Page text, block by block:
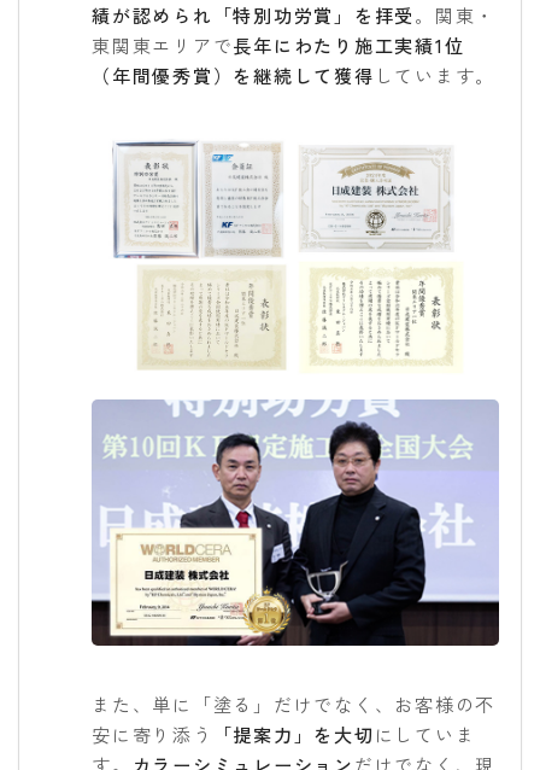
績が認められ「特別功労賞」を拝受。関東・
東関東エリアで長年にわたり施工実績1位
（年間優秀賞）を継続して獲得 しています。
また、単に「塗る」だけでなく、お客様の不
安に寄り添う
「提案力」を大切 にしていま
す。
カラーシミュレーションだけでなく、現